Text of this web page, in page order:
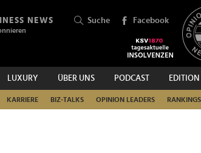
NEWS Suche Facebook
LUXURY ÜBER UNS PODCAST EDITION
KARRIERE BIZ-TALKS OPINION LEADERS RANKINGS
SUCHEN